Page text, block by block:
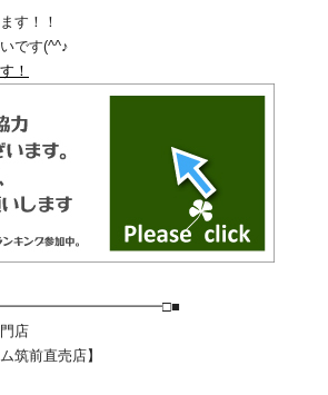
す！！
です(^^♪
！
店
筑前直売店】